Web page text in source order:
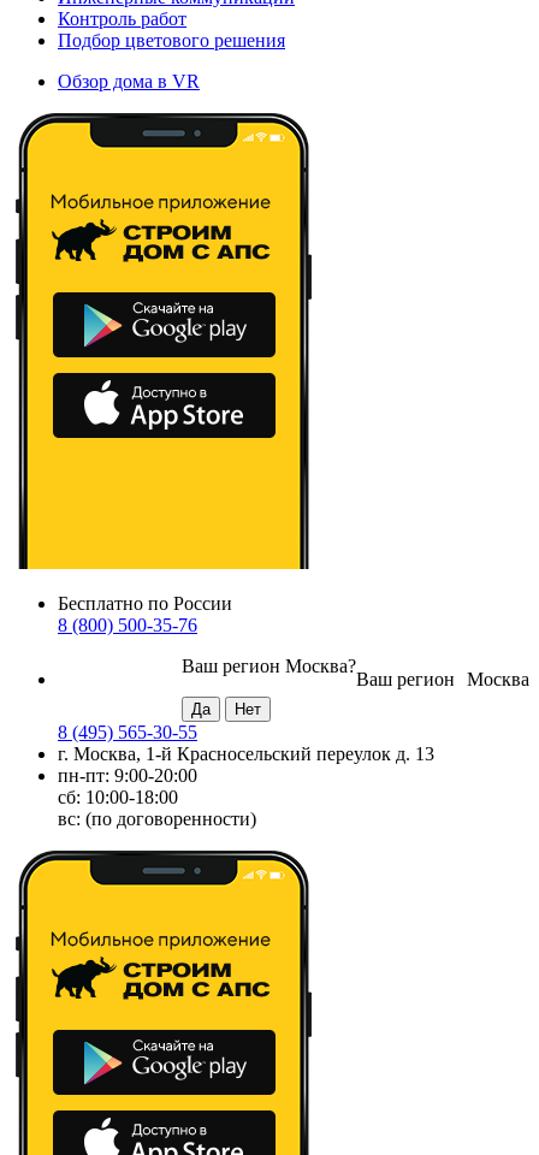
Контроль работ
Подбор цветового решения
Обзор дома в VR
Бесплатно по России
8 (800) 500-35-76
Москва
Ваш регион
Ваш регион Москва?
8 (495) 565-30-55
г. Москва, 1-й Красносельский переулок д. 13
пн-пт: 9:00-20:00
сб: 10:00-18:00
вс: (по договоренности)